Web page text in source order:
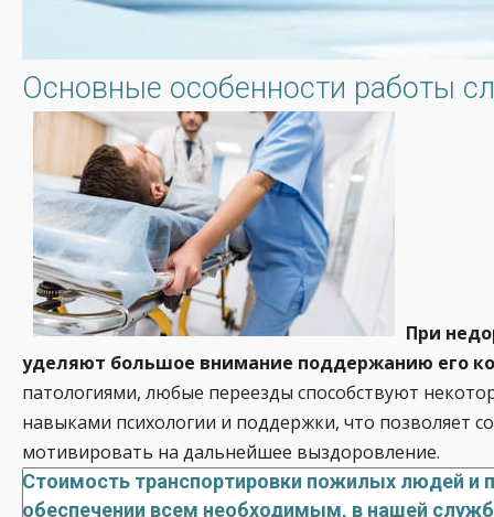
Основные особенности работы
При
уделяют большое внимание поддержанию его
патологиями, любые переезды способствуют
навыками психологии и поддержки, что позволяет
мотивировать на дальнейшее выздоровление.
Стоимость транспортировки пожилых людей и
обеспечении всем необходимым, в нашей